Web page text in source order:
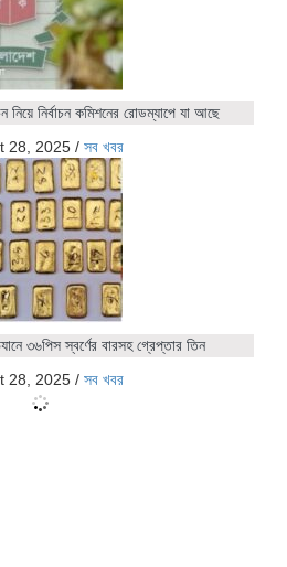
নিয়ে নির্বাচন কমিশনের রোডম্যাপে যা আছে
28, 2025 / সব খবর
৩৬পিস স্বর্ণের বারসহ গ্রেপ্তার তিন
28, 2025 / সব খবর